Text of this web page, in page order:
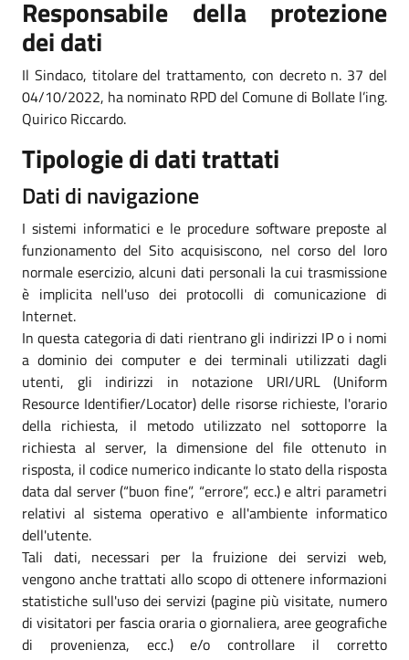
Responsabile della protezione
dei dati
Il Sindaco, titolare del trattamento, con decreto n. 37 del
04/10/2022, ha nominato RPD del Comune di Bollate l’ing.
Quirico Riccardo.
Tipologie di dati trattati
Dati di navigazione
I sistemi informatici e le procedure software preposte al
funzionamento del Sito acquisiscono, nel corso del loro
normale esercizio, alcuni dati personali la cui trasmissione
è implicita nell'uso dei protocolli di comunicazione di
Internet.
In questa categoria di dati rientrano gli indirizzi IP o i nomi
a dominio dei computer e dei terminali utilizzati dagli
utenti, gli indirizzi in notazione URI/URL (Uniform
Resource Identifier/Locator) delle risorse richieste, l'orario
della richiesta, il metodo utilizzato nel sottoporre la
richiesta al server, la dimensione del file ottenuto in
risposta, il codice numerico indicante lo stato della risposta
data dal server (“buon fine”, “errore”, ecc.) e altri parametri
relativi al sistema operativo e all'ambiente informatico
dell'utente.
Tali dati, necessari per la fruizione dei servizi web,
vengono anche trattati allo scopo di ottenere informazioni
statistiche sull'uso dei servizi (pagine più visitate, numero
di visitatori per fascia oraria o giornaliera, aree geografiche
di provenienza, ecc.) e/o controllare il corretto